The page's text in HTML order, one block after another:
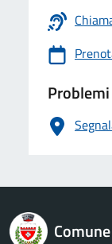
logo Unione Europea